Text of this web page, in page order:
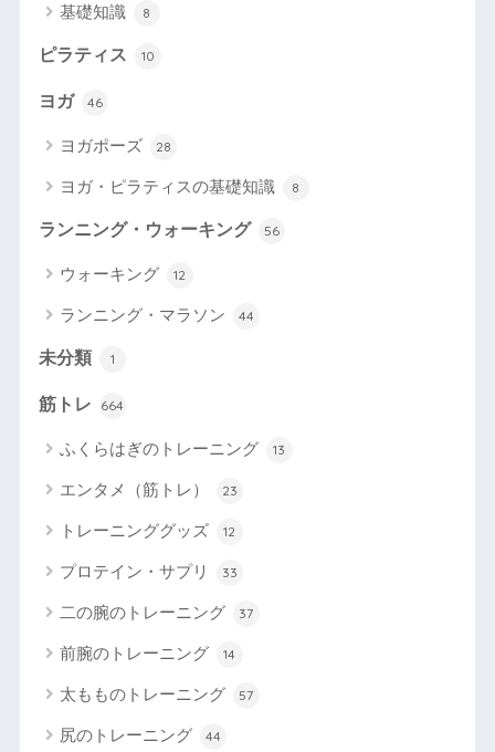
基礎知識 8
ピラティス 10
ヨガ 46
ヨガポーズ 28
ヨガ・ピラティスの基礎知識 8
ランニング・ウォーキング 56
ウォーキング 12
ランニング・マラソン 44
未分類 1
筋トレ 664
ふくらはぎのトレーニング 13
エンタメ（筋トレ） 23
トレーニンググッズ 12
プロテイン・サプリ 33
二の腕のトレーニング 37
前腕のトレーニング 14
太もものトレーニング 57
尻のトレーニング 44